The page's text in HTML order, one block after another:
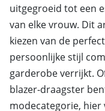
uitgegroeid tot een
van elke vrouw. Dit
kiezen van de
persoonlijke stijl
garderobe verrijkt.
blazer-draagster
modecategorie, hier